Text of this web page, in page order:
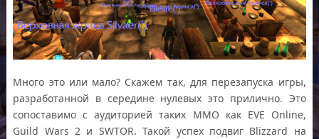
Много это или мало? Скажем так, для перезапуска игры,
разработанной в середине нулевых это прилично. Это
сопоставимо с аудиторией таких ММО как EVE Online,
Guild Wars 2 и SWTOR. Такой успех подвиг Blizzard на